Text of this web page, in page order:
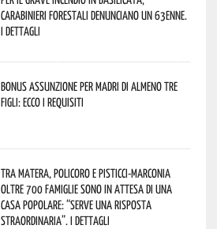
Carabinieri forestali denunciano un 63enne.
I dettagli
Bonus assunzione per madri di almeno tre
figli: ecco i requisiti
Tra Matera, Policoro e Pisticci-Marconia
oltre 700 famiglie sono in attesa di una
casa popolare: “serve una risposta
straordinaria”. I dettagli